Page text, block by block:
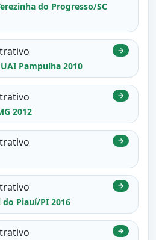
do Progresso/SC
Pampulha 2010
→
2012
→
→
Piauí/PI 2016
→
→